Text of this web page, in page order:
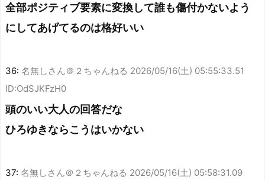
全部ポジティブ要素に変換して誰も傷付かないよう
にしてあげてるのは格好いい
36: 名無しさん＠２ちゃんねる 2026/05/16(土) 05:55:33.51
ID:OdSJKFzH0
頭のいい大人の回答だな
ひろゆきならこうはいかない
37: 名無しさん＠２ちゃんねる 2026/05/16(土) 05:58:31.09